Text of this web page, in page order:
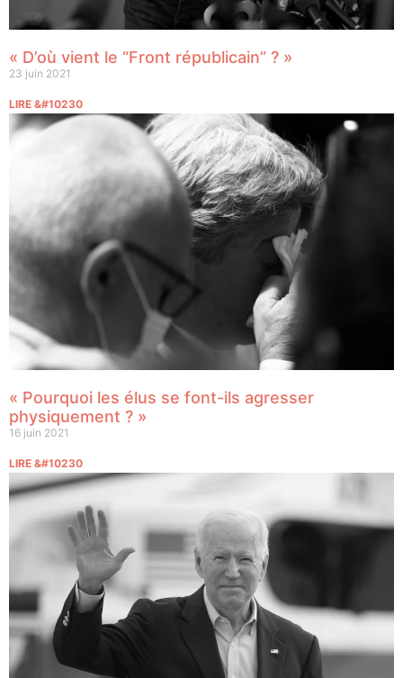
« D’où vient le “Front républicain” ? »
23 juin 2021
LIRE &#10230
« Pourquoi les élus se font-ils agresser
physiquement ? »
16 juin 2021
LIRE &#10230